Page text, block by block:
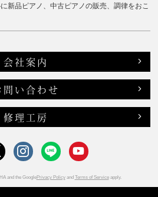
新品ピアノ、中古ピアノの販売、調律をおこ
会社案内
問い合わせ
修理工房
and the GooglePrivacy Policyand Terms of Serviceapply.